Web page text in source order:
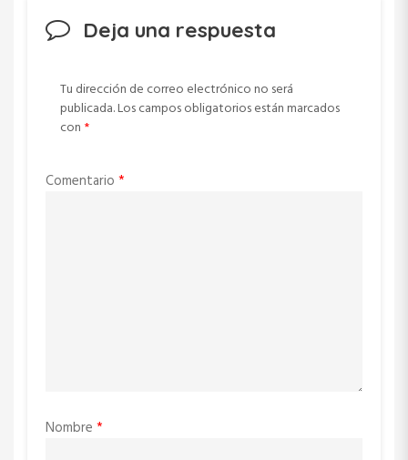
Deja una respuesta
Tu dirección de correo electrónico no será
publicada.Los campos obligatorios están marcados
con *
Comentario *
Nombre *